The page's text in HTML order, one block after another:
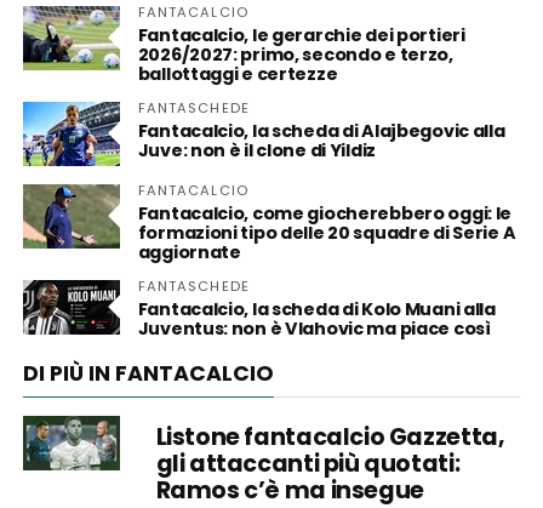
FANTACALCIO
Fantacalcio, le gerarchie dei portieri
2026/2027: primo, secondo e terzo,
ballottaggi e certezze
FANTASCHEDE
Fantacalcio, la scheda di Alajbegovic alla
Juve: non è il clone di Yildiz
FANTACALCIO
Fantacalcio, come giocherebbero oggi: le
formazioni tipo delle 20 squadre di Serie A
aggiornate
FANTASCHEDE
Fantacalcio, la scheda di Kolo Muani alla
Juventus: non è Vlahovic ma piace così
DI PIÙ IN FANTACALCIO
Listone fantacalcio Gazzetta,
gli attaccanti più quotati:
Ramos c’è ma insegue